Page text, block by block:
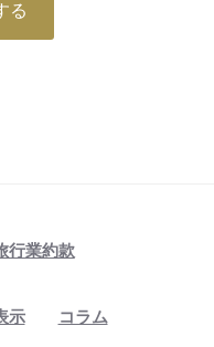
る
行業約款
示 コラム